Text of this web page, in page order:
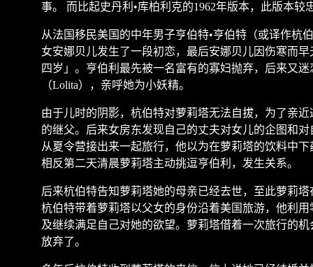
事。
而比起史丹利 •库柏利克的1962年版本，此版本较
从法国移民美国的中年男子亨伯特•亨伯特（或译作杭
女安娜贝儿发生了一段初恋，最后安娜贝儿因伤寒而
四岁」。亨伯利最先被一名富有的寡妇抛弃，后来又
（Lolita），亲呼她为小妖精。
由于儿时的阴影，杭伯特对萝莉塔无法自拔，为了亲
的继父。后来女房东发现自己的丈夫对女儿的企图和
从夏令营接出来一起旅行，他以为在萝莉塔的饮料中
相反第二天清晨萝莉塔主动挑逗亨伯利，发生关系。
后来杭伯特告知萝莉塔她的母亲已经去世，至此萝莉
杭伯特带着萝莉塔以父女的身份沿着美国旅游，他利
及继续满足自己对她的欲望。萝莉塔借着一次旅行的
放弃了。